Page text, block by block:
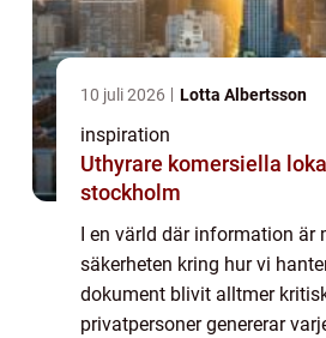
10 juli 2026 Lotta Albertsson
inspiration
Uthyrare komersiella
stockholm
I en värld där information är
säkerheten kring hur vi
dokument blivit alltmer
privatpersoner genererar